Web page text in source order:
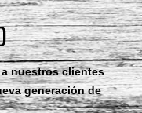
nuestros clientes
generación de